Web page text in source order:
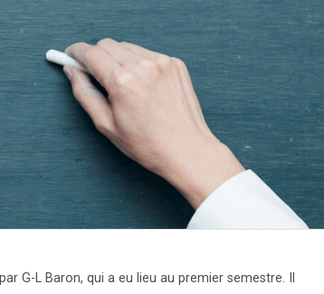
G-L Baron, qui a eu lieu au premier semestre. Il